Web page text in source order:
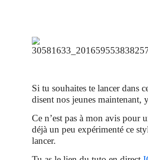
Si tu souhaites te lancer dans
disent nos jeunes maintenant,
Ce n’est pas à mon avis pour
déjà un peu expérimenté ce
lancer.